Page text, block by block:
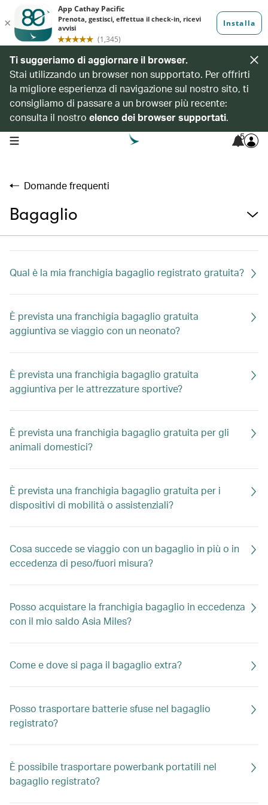
Ti suggeriamo di aggiornare il browser.
Stai utilizzando un browser non supportato. Per offrirti
la migliore esperienza di navigazione sul nostro sito, ti
consigliamo di passare a un browser più recente:
consulta il nostro elenco dei browser supportati.
open navigation menu 5
Domande frequenti
Bagaglio
Qual è la mia franchigia bagaglio registrato gratuita?
È prevista una franchigia bagaglio gratuita
aggiuntiva se viaggio con un neonato?
È prevista una franchigia bagaglio gratuita
aggiuntiva per le attrezzature sportive?
È prevista una franchigia bagaglio gratuita per gli
animali domestici?
È prevista una franchigia bagaglio gratuita per i
dispositivi di mobilità o assistenziali?
Cosa succede se viaggio con un bagaglio in più o in
eccedenza di peso/fuori misura?
Posso acquistare la franchigia bagaglio in eccedenza
con il mio saldo Asia Miles?
Come e dove si paga il bagaglio extra?
Posso trasportare batterie sfuse nel bagaglio
registrato?
È possibile trasportare powerbank portatili nel
bagaglio registrato?